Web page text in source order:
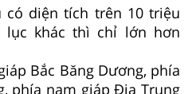
có diện tích trên 10 triệu
lục khác thì chỉ lớn hơn
Bắc Băng Dương, phía
phía nam giáp Địa Trung